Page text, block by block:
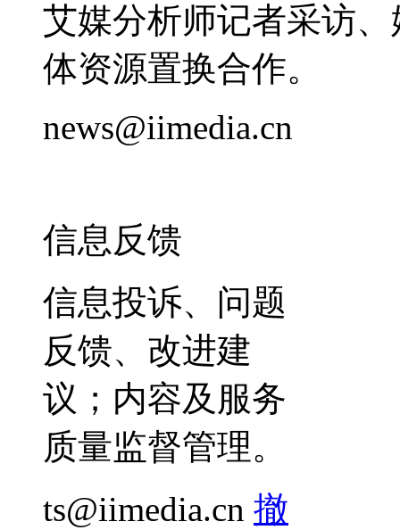
艾媒分析师记者采访
体资源置换合作。
news@iimedia.cn
信息反馈
信息投诉、问题
反馈、改进建
议；内容及服务
质量监督管理。
ts@iimedia.cn 撤